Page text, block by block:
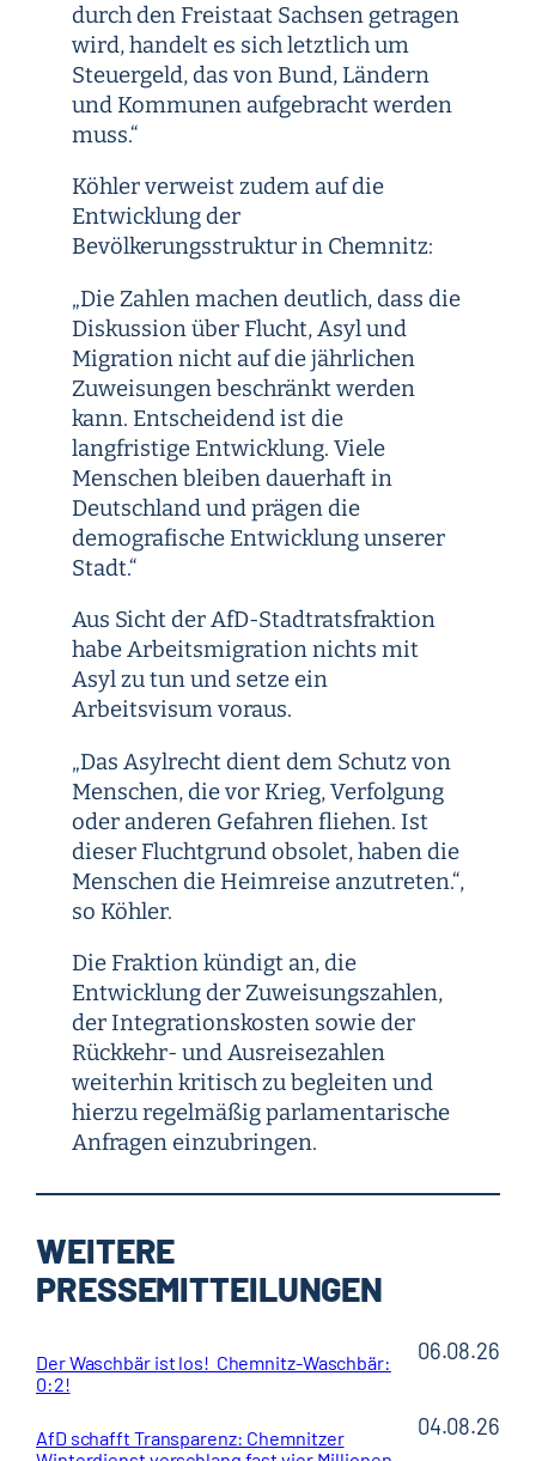
durch den Freistaat Sachsen getragen
wird, handelt es sich letztlich um
Steuergeld, das von Bund, Ländern
und Kommunen aufgebracht werden
muss.“
Köhler verweist zudem auf die
Entwicklung der
Bevölkerungsstruktur in Chemnitz:
„Die Zahlen machen deutlich, dass die
Diskussion über Flucht, Asyl und
Migration nicht auf die jährlichen
Zuweisungen beschränkt werden
kann. Entscheidend ist die
langfristige Entwicklung. Viele
Menschen bleiben dauerhaft in
Deutschland und prägen die
demografische Entwicklung unserer
Stadt.“
Aus Sicht der AfD-Stadtratsfraktion
habe Arbeitsmigration nichts mit
Asyl zu tun und setze ein
Arbeitsvisum voraus.
„Das Asylrecht dient dem Schutz von
Menschen, die vor Krieg, Verfolgung
oder anderen Gefahren fliehen. Ist
dieser Fluchtgrund obsolet, haben die
Menschen die Heimreise anzutreten.“,
so Köhler.
Die Fraktion kündigt an, die
Entwicklung der Zuweisungszahlen,
der Integrationskosten sowie der
Rückkehr- und Ausreisezahlen
weiterhin kritisch zu begleiten und
hierzu regelmäßig parlamentarische
Anfragen einzubringen.
WEITERE
PRESSEMITTEILUNGEN
Der Waschbär ist los! Chemnitz-Waschbär:
0:2!
06.08.26
AfD schafft Transparenz: Chemnitzer
04.08.26